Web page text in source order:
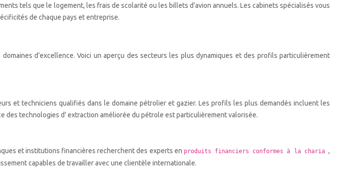
tels que le logement, les frais de scolarité ou les billets d’avion annuels. Les cabinets spécialisés vous
de chaque pays et entreprise.
d’excellence. Voici un aperçu des secteurs les plus dynamiques et des profils particulièrement
et techniciens qualifiés dans le domaine pétrolier et gazier. Les profils les plus demandés incluent les
technologies d’ extraction améliorée du pétrole est particulièrement valorisée.
et institutions financières recherchent des experts en produits financiers conformes à la charia,
capables de travailler avec une clientèle internationale.